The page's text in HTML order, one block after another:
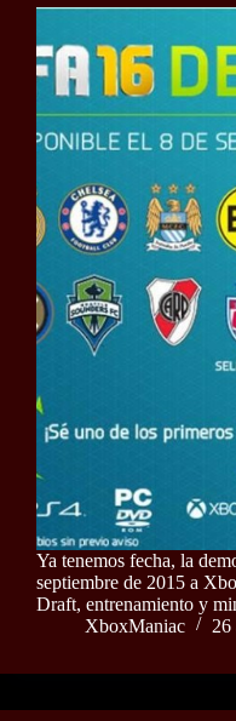
Ya tenemos fecha, la
septiembre de 2015 a
Draft, entrenamiento y
XboxManiac
26